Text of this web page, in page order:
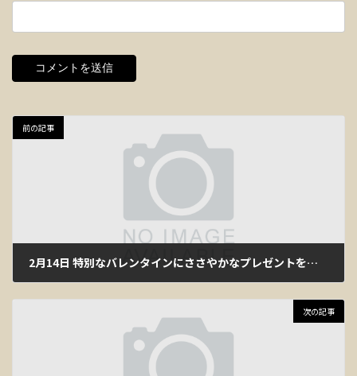
前の記事
2月14日 特別なバレンタインにささやかなプレゼントを（担当：永石）
次の記事